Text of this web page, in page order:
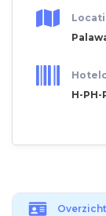
H-PH-
Overzicht